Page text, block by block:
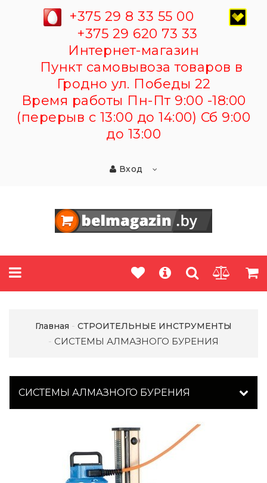
+375 29 8 33 55 00
+375 29 620 73 33
Интернет-магазин
Пункт самовывоза товаров в
Гродно ул. Победы 22
Время работы Пн-Пт 9:00 -18:00
(перерыв с 13:00 до 14:00) Сб 9:00
до 13:00
Вход
Главная СТРОИТЕЛЬНЫЕ ИНСТРУМЕНТЫ
СИСТЕМЫ АЛМАЗНОГО БУРЕНИЯ
СИСТЕМЫ АЛМАЗНОГО БУРЕНИЯ